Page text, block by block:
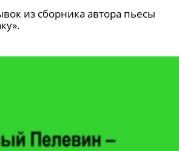
из сборника автора пьесы